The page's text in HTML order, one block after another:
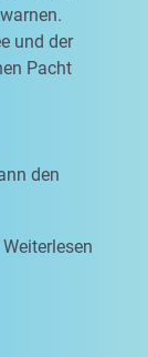
und der
Pacht
den
Weiterlesen